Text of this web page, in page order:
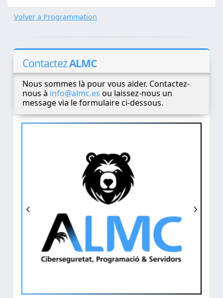
Volver a Programmation
ContactezALMC
Nous sommes là pour vous aider. Contactez-
nous à info@almc.es ou laissez-nous un
message via le formulaire ci-dessous.